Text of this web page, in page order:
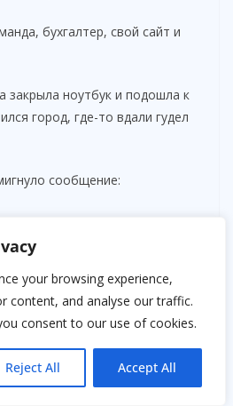
your browsing experience,
content, and analyse our traffic.
consent to our use of cookies.
Reject All Accept All
бухгалтер, свой сайт и
закрыла ноутбук и подошла к
город, где-то вдали гудел
сообщение:
Ты заслужила.”
её силы.